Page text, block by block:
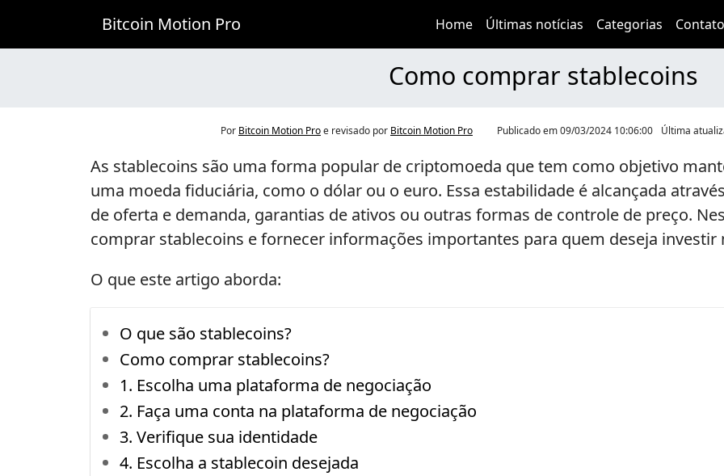
Pro
Bitcoin Motion Pro Home Últimas notícias Categorias Contato
Como comprar stablecoins
Por Bitcoin Motion Proe revisado por Bitcoin Motion Pro Publicado em09/03/2024 10:06:00 Última
As stablecoins são uma forma popular de criptomoeda que tem como objetivo
uma moeda fiduciária, como o dólar ou o euro. Essa estabilidade é alcançada
de oferta e demanda, garantias de ativos ou outras formas de controle de preço.
comprar stablecoins e fornecer informações importantes para quem deseja
O que este artigo aborda:
O que são stablecoins?
Como comprar stablecoins?
1. Escolha uma plataforma de negociação
2. Faça uma conta na plataforma de negociação
3. Verifique sua identidade
4. Escolha a stablecoin desejada